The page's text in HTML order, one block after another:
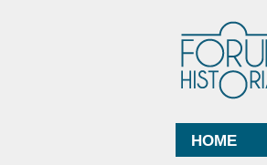
Main menu
HOME